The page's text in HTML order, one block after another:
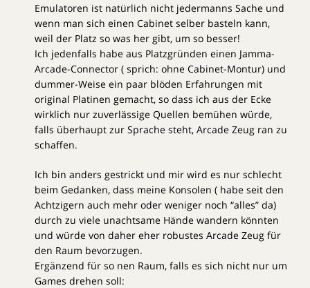
Emulatoren ist natürlich nicht jedermanns Sache und
wenn man sich einen Cabinet selber basteln kann,
weil der Platz so was her gibt, um so besser!
Ich jedenfalls habe aus Platzgründen einen Jamma-
Arcade-Connector ( sprich: ohne Cabinet-Montur) und
dummer-Weise ein paar blöden Erfahrungen mit
original Platinen gemacht, so dass ich aus der Ecke
wirklich nur zuverlässige Quellen bemühen würde,
falls überhaupt zur Sprache steht, Arcade Zeug ran zu
schaffen.
Ich bin anders gestrickt und mir wird es nur schlecht
beim Gedanken, dass meine Konsolen ( habe seit den
Achtzigern auch mehr oder weniger noch “alles” da)
durch zu viele unachtsame Hände wandern könnten
und würde von daher eher robustes Arcade Zeug für
den Raum bevorzugen.
Ergänzend für so nen Raum, falls es sich nicht nur um
Games drehen soll: